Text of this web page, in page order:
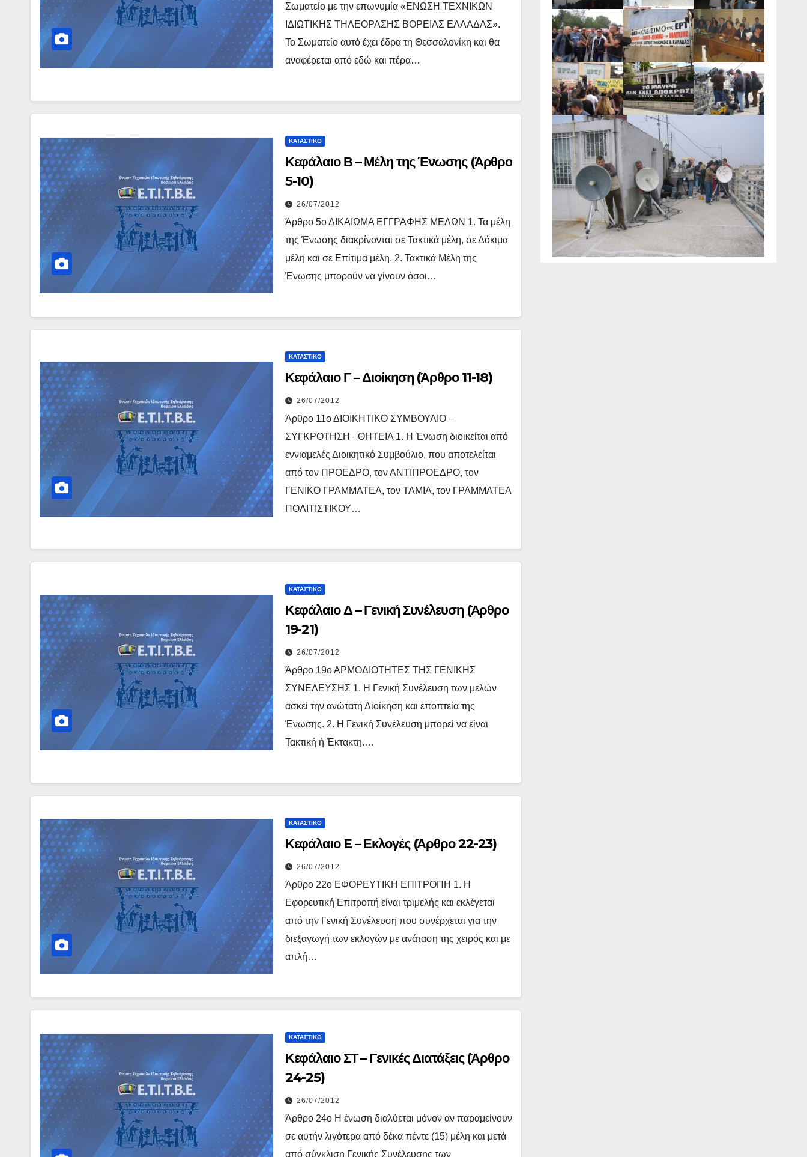
Σωματείο με την επωνυμία «ΕΝΩΣΗ ΤΕΧΝΙΚΩΝ
ΙΔΙΩΤΙΚΗΣ ΤΗΛΕΟΡΑΣΗΣ ΒΟΡΕΙΑΣ ΕΛΛΑΔΑΣ».
Το Σωματείο αυτό έχει έδρα τη Θεσσαλονίκη και θα
αναφέρεται από εδώ και πέρα…
ΚΑΤΑΣΤΙΚΌ
Κεφάλαιο Β – Μέλη της Ένωσης (Άρθρο
5-10)
26/07/2012
Άρθρο 5ο ΔΙΚΑΙΩΜΑ ΕΓΓΡΑΦΗΣ ΜΕΛΩΝ 1. Τα μέλη
της Ένωσης διακρίνονται σε Τακτικά μέλη, σε Δόκιμα
μέλη και σε Επίτιμα μέλη. 2. Τακτικά Μέλη της
Ένωσης μπορούν να γίνουν όσοι…
ΚΑΤΑΣΤΙΚΌ
Κεφάλαιο Γ – Διοίκηση (Άρθρο 11-18)
26/07/2012
Άρθρο 11ο ΔΙΟΙΚΗΤΙΚΟ ΣΥΜΒΟΥΛΙΟ –
ΣΥΓΚΡΟΤΗΣΗ –ΘΗΤΕΙΑ 1. Η Ένωση διοικείται από
εννιαμελές Διοικητικό Συμβούλιο, που αποτελείται
από τον ΠΡΟΕΔΡΟ, τον ΑΝΤΙΠΡΟΕΔΡΟ, τον
ΓΕΝΙΚΟ ΓΡΑΜΜΑΤΕΑ, τον ΤΑΜΙΑ, τον ΓΡΑΜΜΑΤΕΑ
ΠΟΛΙΤΙΣΤΙΚΟΥ…
ΚΑΤΑΣΤΙΚΌ
Κεφάλαιο Δ – Γενική Συνέλευση (Άρθρο
19-21)
26/07/2012
Άρθρο 19ο ΑΡΜΟΔΙΟΤΗΤΕΣ ΤΗΣ ΓΕΝΙΚΗΣ
ΣΥΝΕΛΕΥΣΗΣ 1. Η Γενική Συνέλευση των μελών
ασκεί την ανώτατη Διοίκηση και εποπτεία της
Ένωσης. 2. Η Γενική Συνέλευση μπορεί να είναι
Τακτική ή Έκτακτη.…
ΚΑΤΑΣΤΙΚΌ
Κεφάλαιο E – Εκλογές (Άρθρο 22-23)
26/07/2012
Άρθρο 22ο ΕΦΟΡΕΥΤΙΚΗ ΕΠΙΤΡΟΠΗ 1. Η
Εφορευτική Επιτροπή είναι τριμελής και εκλέγεται
από την Γενική Συνέλευση που συνέρχεται για την
διεξαγωγή των εκλογών με ανάταση της χειρός και με
απλή…
ΚΑΤΑΣΤΙΚΌ
Κεφάλαιο ΣΤ – Γενικές Διατάξεις (Άρθρο
24-25)
26/07/2012
Άρθρο 24ο Η ένωση διαλύεται μόνον αν παραμείνουν
σε αυτήν λιγότερα από δέκα πέντε (15) μέλη και μετά
από σύγκλιση Γενικής Συνέλευσης των